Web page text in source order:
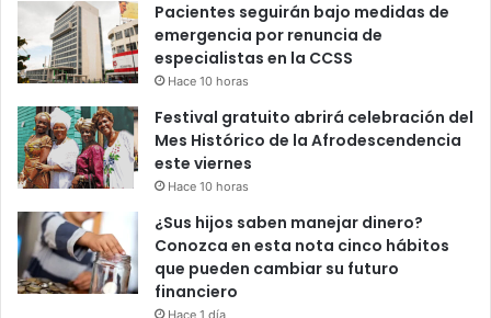
Pacientes seguirán bajo medidas de
emergencia por renuncia de
especialistas en la CCSS
Hace 10 horas
Festival gratuito abrirá celebración del
Mes Histórico de la Afrodescendencia
este viernes
Hace 10 horas
¿Sus hijos saben manejar dinero?
Conozca en esta nota cinco hábitos
que pueden cambiar su futuro
financiero